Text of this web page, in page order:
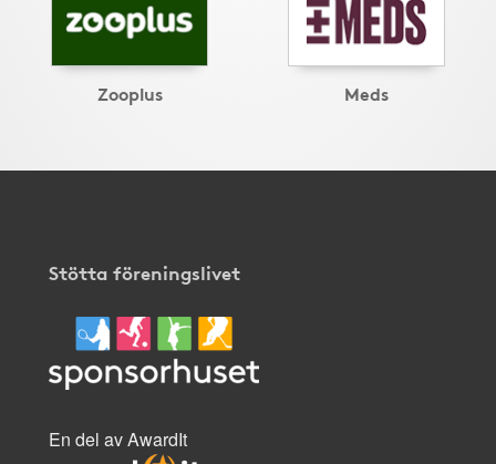
Zooplus Meds
Stötta föreningslivet
En del av AwardIt